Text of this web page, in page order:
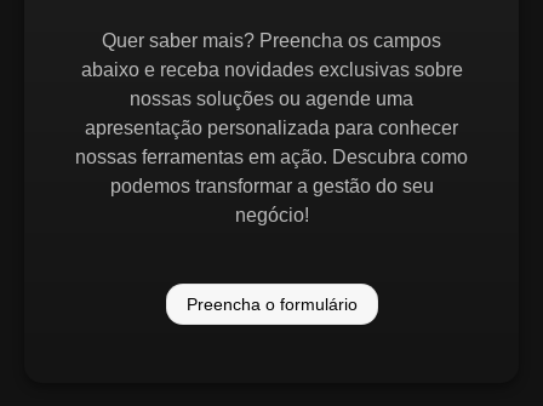
Quer saber mais? Preencha os campos
abaixo e receba novidades exclusivas sobre
nossas soluções ou agende uma
apresentação personalizada para conhecer
nossas ferramentas em ação. Descubra como
podemos transformar a gestão do seu
negócio!
Preencha o formulário